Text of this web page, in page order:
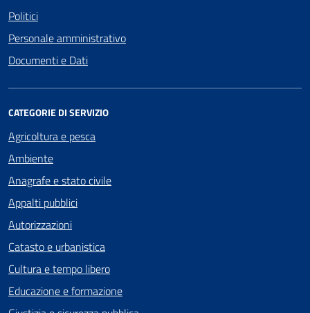
Politici
Personale amministrativo
Documenti e Dati
CATEGORIE DI SERVIZIO
Agricoltura e pesca
Ambiente
Anagrafe e stato civile
Appalti pubblici
Autorizzazioni
Catasto e urbanistica
Cultura e tempo libero
Educazione e formazione